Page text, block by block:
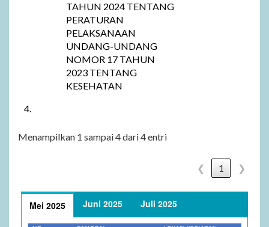
TAHUN 2024 TENTANG
PERATURAN
PELAKSANAAN
UNDANG-UNDANG
NOMOR 17 TAHUN
2023 TENTANG
KESEHATAN
4.
Menampilkan 1 sampai 4 dari 4 entri
❮ 1 ❯
Mei 2025 Juni 2025 Juli 2025